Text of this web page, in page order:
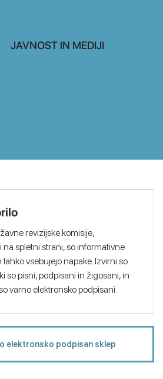
JAVNOST IN MEDIJI
revizijske komisije,
na spletni strani, so informativne
lahko vsebujejo napake. Izvirni so
so pisni, podpisani in žigosani, in
varno elektronsko podpisani.
elektronsko podpisan sklep